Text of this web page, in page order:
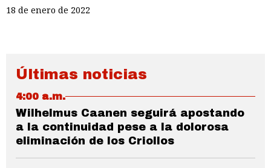
18 de enero de 2022
Últimas noticias
4:00 a.m.
Wilhelmus Caanen seguirá apostando
a la continuidad pese a la dolorosa
eliminación de los Criollos